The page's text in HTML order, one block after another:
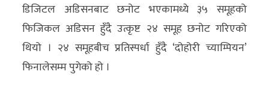
डिजिटल अडिसनबाट छनोट भएकामध्ये ३५ समूहको
फिजिकल अडिसन हुँदै उत्कृष्ट २४ समूह छनोट गरिएको
थियो । २४ समूहबीच प्रतिस्पर्धा हुँदै ‘दोहोरी च्याम्पियन’
फिनालेसम्म पुगेको हो ।